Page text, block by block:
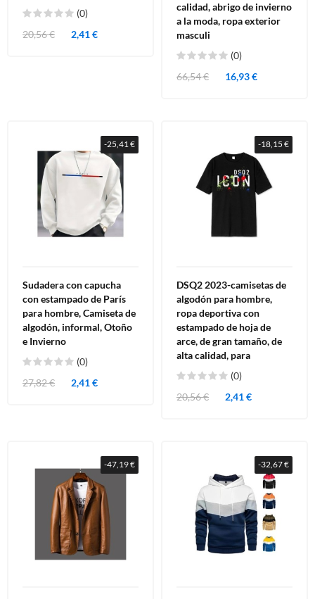
(0)
20,56 €
2,41 €
calidad, abrigo de invierno
a la moda, ropa exterior
masculi
(0)
66,54 €
16,93 €
-25,41 €
Sudadera con capucha
con estampado de París
para hombre, Camiseta de
algodón, informal, Otoño
e Invierno
(0)
27,82 €
2,41 €
-18,15 €
DSQ2 2023-camisetas de
algodón para hombre,
ropa deportiva con
estampado de hoja de
arce, de gran tamaño, de
alta calidad, para
(0)
20,56 €
2,41 €
-47,19 € -32,67 €